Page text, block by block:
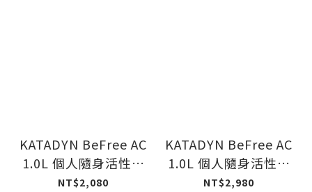
KATADYN BeFree AC
1.0L 個人隨身活性碳
濾水器 – 岩石藍 Slate
NT$2,080
KATADYN BeFree AC
1.0L 個人隨身活性碳
濾水器 加厚款 – 黑
NT$2,980